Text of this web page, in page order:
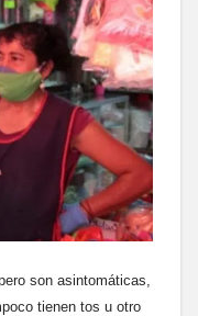
son asintomáticas,
tienen tos u otro